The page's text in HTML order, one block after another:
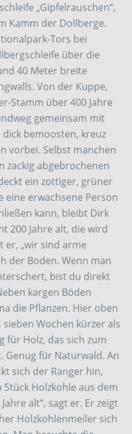
„Gipfelrauschen“,
Kamm der Dollberge.
Tors bei
über die
40 Meter breite
Von der Kuppe,
Stamm über 400 Jahre
gemeinsam mit
bemoosten, kreuz
vorbei. Selbst manchen
zackig abgebrochenen
ein zottiger, grüner
eine erwachsene Person
kann, bleibt Dirk
200 Jahre alt, die wird
er, „wir sind arme
der Boden. Wenn man
bist du direkt
kargen Böden
die Pflanzen. Hier oben
Wochen kürzer als
für Holz, das sich zum
Genug für Naturwald. An
sich der Ranger hin,
Holzkohle aus dem
alt“, sagt er. Er zeigt
Holzkohlenmeiler sich